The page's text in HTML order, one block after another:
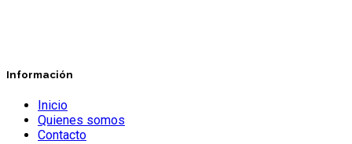
Información
Inicio
Quienes somos
Contacto